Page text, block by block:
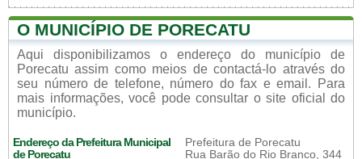
O MUNICÍPIO DE PORECATU
Aqui disponibilizamos o endereço do município de
Porecatu assim como meios de contactá-lo através do
seu número de telefone, número do fax e email. Para
mais informações, você pode consultar o site oficial do
município.
Endereço da Prefeitura Municipal
de Porecatu
Prefeitura de Porecatu
Rua Barão do Rio Branco, 344